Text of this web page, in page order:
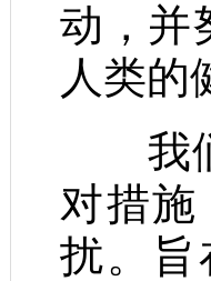
动，并
人类的
我们
对措
扰。旨